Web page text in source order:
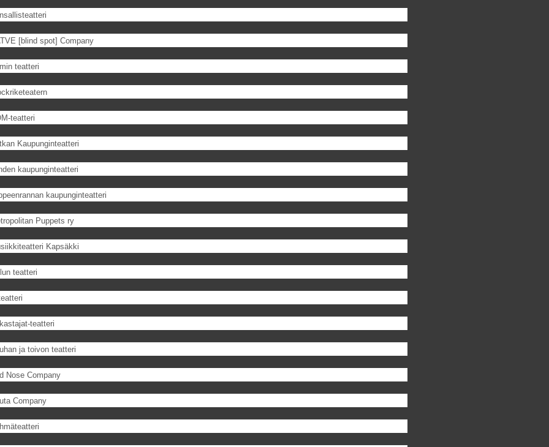
[blind spot] Company
teatteri
teatteri
Kaupunginteatteri
kaupunginteatteri
kaupunginteatteri
Puppets ry
Kapsäkki
teatteri
teatteri
ja toivon teatteri
Nose Company
Company